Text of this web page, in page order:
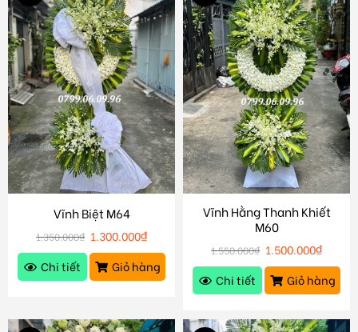
Vĩnh Biệt M64
1.350.000₫ 1.300.000₫
Chi tiết
Giỏ hàng
Vĩnh Hằng Thanh Khiết
M60
1.550.000₫ 1.500.000₫
Chi tiết
Giỏ hàng